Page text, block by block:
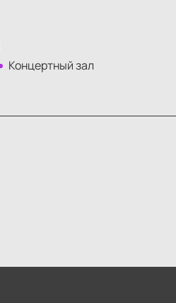
Концертный зал